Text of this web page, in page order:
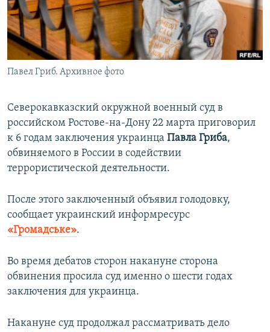
ПОБЕДИТЕЛЕЙ НЕ СУДЯТ?
КРЫМ.НЕПОКОРЕННЫЙ
ELIFBE
УКРАИНСКАЯ ПРОБЛЕМА КРЫМА
ПРИСОЕДИНЯЙТЕСЬ!
Павел Гриб. Архивное фото
Северокавказский окружной военный суд в
российском Ростове-на-Дону 22 марта приговорил
к 6 годам заключения украинца Павла Гриба,
обвиняемого в России в содействии
террористической деятельности.
После этого заключенный объявил голодовку,
сообщает украинский информресурс
«Громадське».
Во время дебатов сторон накануне сторона
обвинения просила суд именно о шести годах
заключения для украинца.
Накануне суд продолжал рассматривать дело